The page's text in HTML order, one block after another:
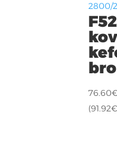
2800/
kov
76.60
(91.92€